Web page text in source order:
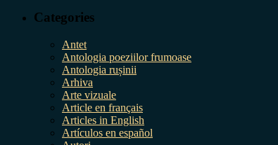
Categories
Antet
Antologia poeziilor frumoase
Antologia rușinii
Arhiva
Arte vizuale
Article en français
Articles in English
Artículos en español